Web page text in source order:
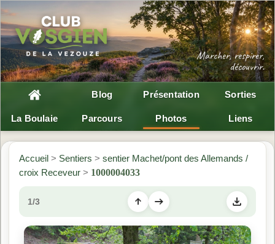
Blog Présentation Sorties
La Boulaie Parcours Photos Liens
Accueil > Sentiers > sentier Machet/pont des Allemands /
croix Receveur > 1000004033
1/3